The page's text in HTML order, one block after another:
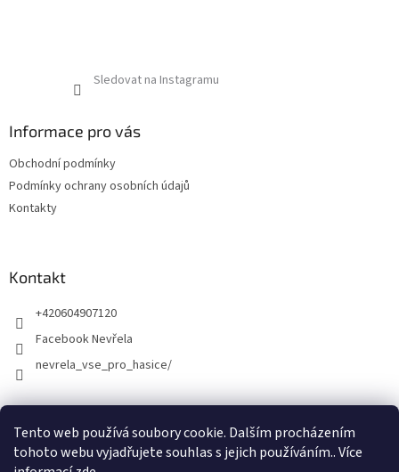
Tento web používá soubory cookie. Dalším procházením
tohoto webu vyjadřujete souhlas s jejich používáním.. Více
Sledovat na Instagramu
Informace pro vás
Obchodní podmínky
Podmínky ochrany osobních údajů
Kontakty
Kontakt
+420604907120
Facebook Nevřela
nevrela_vse_pro_hasice/